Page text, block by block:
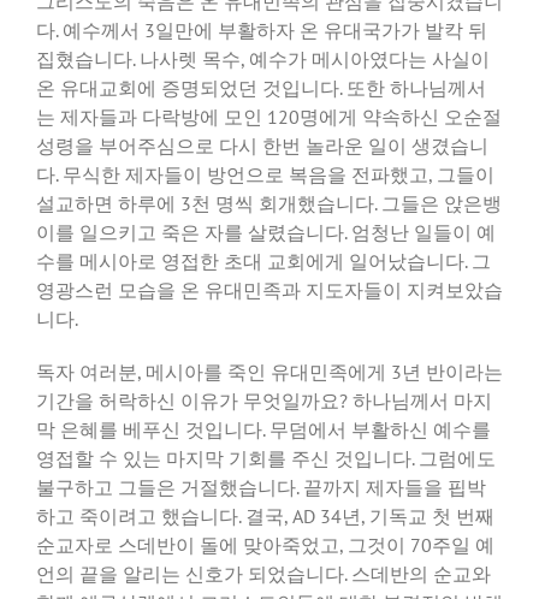
다. 예수께서 3일만에 부활하자 온 유대국가가 발칵 뒤
집혔습니다. 나사렛 목수, 예수가 메시아였다는 사실이
온 유대교회에 증명되었던 것입니다. 또한 하나님께서
는 제자들과 다락방에 모인 120명에게 약속하신 오순절
성령을 부어주심으로 다시 한번 놀라운 일이 생겼습니
다. 무식한 제자들이 방언으로 복음을 전파했고, 그들이
설교하면 하루에 3천 명씩 회개했습니다. 그들은 앉은뱅
이를 일으키고 죽은 자를 살렸습니다. 엄청난 일들이 예
수를 메시아로 영접한 초대 교회에게 일어났습니다. 그
영광스런 모습을 온 유대민족과 지도자들이 지켜보았습
니다.
독자 여러분, 메시아를 죽인 유대민족에게 3년 반이라는
기간을 허락하신 이유가 무엇일까요? 하나님께서 마지
막 은혜를 베푸신 것입니다. 무덤에서 부활하신 예수를
영접할 수 있는 마지막 기회를 주신 것입니다. 그럼에도
불구하고 그들은 거절했습니다. 끝까지 제자들을 핍박
하고 죽이려고 했습니다. 결국, AD 34년, 기독교 첫 번째
순교자로 스데반이 돌에 맞아죽었고, 그것이 70주일 예
언의 끝을 알리는 신호가 되었습니다. 스데반의 순교와